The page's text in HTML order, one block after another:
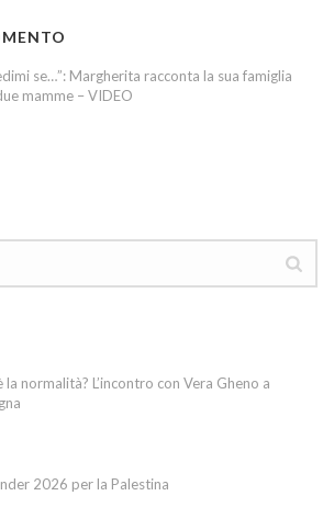
se…”: Margherita racconta la sua famiglia
mamme – VIDEO
la normalità? L’incontro con Vera Gheno a
2026 per la Palestina